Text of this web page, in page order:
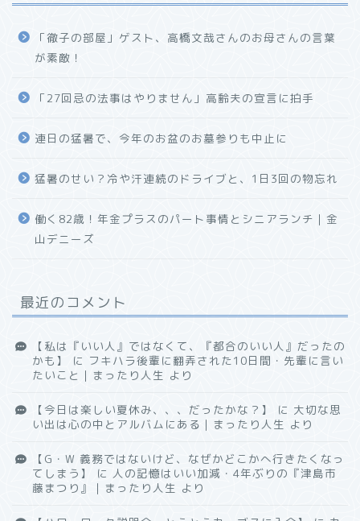
「徹子の部屋」ゲスト、高橋文哉さんのお母さんの言葉
が素敵！
「27回忌の法事はやりません」高齢夫の宣言に拍手
連日の猛暑で、今年のお盆のお墓参りも中止に
猛暑のせい？冷や汗連続のドライブと、1日3回の物忘れ
働く82歳！年金プラスのパート事情とシニアランチ｜金
山デニーズ
最近のコメント
【私は『いい人』ではなくて、『都合のいい人』だったの
かも】
に フキハラ後輩に翻弄された10日間・先輩に言い
たいこと｜まったり人生 より
【今日は楽しい夏休み、、、だったかな？】 に 大切な思
い出は心の中とアルバムにある｜まったり人生 より
【G・W 義務ではないけど、なぜかどこかへ行きたくなっ
てしまう】
に 人の記憶はいい加減・4年ぶりの『津島市
藤まつり』｜まったり人生 より